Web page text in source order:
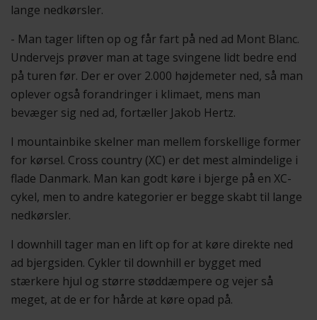
lange nedkørsler.
- Man tager liften op og får fart på ned ad Mont Blanc.
Undervejs prøver man at tage svingene lidt bedre end
på turen før. Der er over 2.000 højdemeter ned, så man
oplever også forandringer i klimaet, mens man
bevæger sig ned ad, fortæller Jakob Hertz.
I mountainbike skelner man mellem forskellige former
for kørsel. Cross country (XC) er det mest almindelige i
flade Danmark. Man kan godt køre i bjerge på en XC-
cykel, men to andre kategorier er begge skabt til lange
nedkørsler.
I downhill tager man en lift op for at køre direkte ned
ad bjergsiden. Cykler til downhill er bygget med
stærkere hjul og større støddæmpere og vejer så
meget, at de er for hårde at køre opad på.